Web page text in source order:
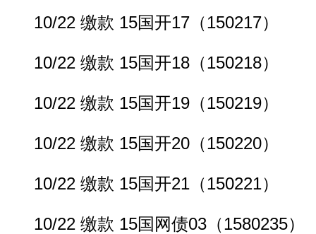
10/22 缴款 15国开17（150217）
10/22 缴款 15国开18（150218）
10/22 缴款 15国开19（150219）
10/22 缴款 15国开20（150220）
10/22 缴款 15国开21（150221）
10/22 缴款 15国网债03（1580235）